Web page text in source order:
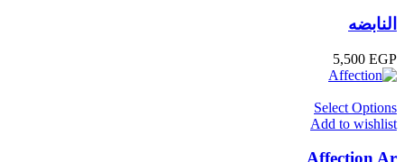
النابضه
5,500 EGP
Select Options
Add to wishlist